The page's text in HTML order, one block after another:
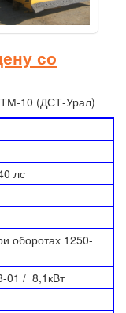
со
ТМ-10 (ДСТ-Урал)
лс
оборотах 1250-
01 / 8,1кВт